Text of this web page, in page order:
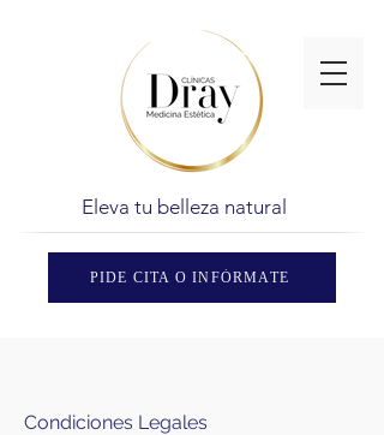
Eleva tu belleza natural
PIDE CITA O INFÓRMATE
Condiciones Legales